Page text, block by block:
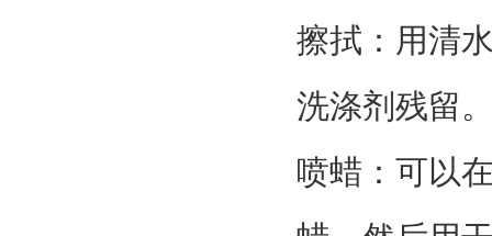
擦拭：用清
洗涤剂残留
喷蜡：可以